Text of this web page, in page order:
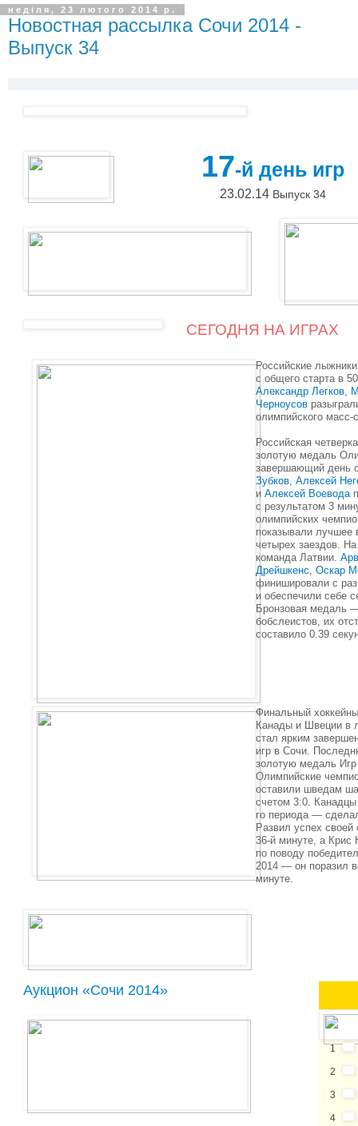
неділя, 23 лютого 2014 р.
Новостная рассылка Сочи 2014 -
Выпуск 34
17-й день игр
23.02.14 Выпуск 34
СЕГОДНЯ НА ИГРАХ
Российские
с общего старта в
Александр Легков
Черноусов
олимпийского масс-
Российская
золотую медаль
завершающий день
Зубков Алексей
и Алексей Воевода
с результатом 3
олимпийских
показывали лучшее
четырех заездов.
команда Латвии.
Дрейшкенс Оскар
финишировали с
и обеспечили себе
Бронзовая медаль
бобслеистов, их
составило 0.39
Финальный
Канады и Швеции в
стал ярким
игр в Сочи.
золотую медаль
Олимпийские
оставили шведам
счетом 3:0.
го периода —
Развил успех
36-й минуте, а Крис
по поводу
2014 — он поразил
минуте.
Аукцион «Сочи 2014»
1
2
3
4